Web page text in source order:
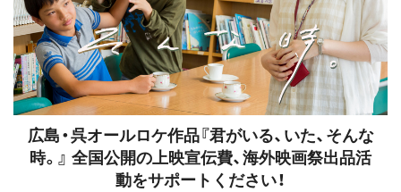
広島・呉オールロケ作品『君がいる、いた、そんな
時。』 全国公開の上映宣伝費、海外映画祭出品活
動をサポートください！